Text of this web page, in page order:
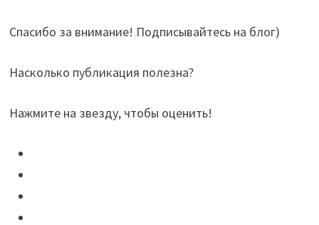
Спасибо за внимание! Подписывайтесь на блог)
Насколько публикация полезна?
Нажмите на звезду, чтобы оценить!